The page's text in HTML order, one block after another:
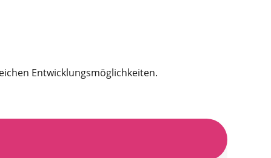
Entwicklungsmöglichkeiten.